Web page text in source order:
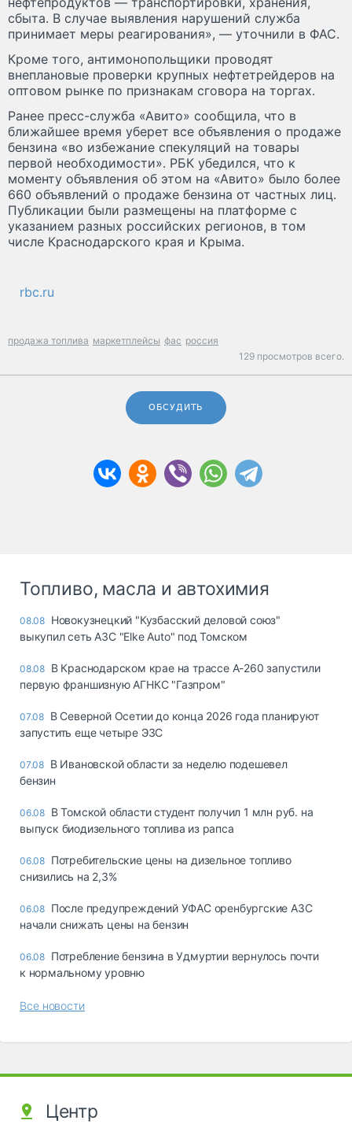
сбыта. В случае выявления нарушений служба
принимает меры реагирования», — уточнили в ФАС.
Кроме того, антимонопольщики проводят
внеплановые проверки крупных нефтетрейдеров на
оптовом рынке по признакам сговора на торгах.
Ранее пресс-служба «Авито» сообщила, что в
ближайшее время уберет все объявления о продаже
бензина «во избежание спекуляций на товары
первой необходимости». РБК убедился, что к
моменту объявления об этом на «Авито» было более
660 объявлений о продаже бензина от частных лиц.
Публикации были размещены на платформе с
указанием разных российских регионов, в том
числе Краснодарского края и Крыма.
rbc.ru
продажа топлива маркетплейсы фас россия
129 просмотров всего.
ОБСУДИТЬ
Топливо, масла и автохимия
08.08 Новокузнецкий "Кузбасский деловой союз"
выкупил сеть АЗС "Elke Auto" под Томском
08.08 В Краснодарском крае на трассе А-260 запустили
первую франшизную АГНКС "Газпром"
07.08 В Северной Осетии до конца 2026 года планируют
запустить еще четыре ЭЗС
07.08 В Ивановской области за неделю подешевел
бензин
06.08 В Томской области студент получил 1 млн руб. на
выпуск биодизельного топлива из рапса
06.08 Потребительские цены на дизельное топливо
снизились на 2,3%
06.08 После предупреждений УФАС оренбургские АЗС
начали снижать цены на бензин
06.08 Потребление бензина в Удмуртии вернулось почти
к нормальному уровню
Все новости
Центр